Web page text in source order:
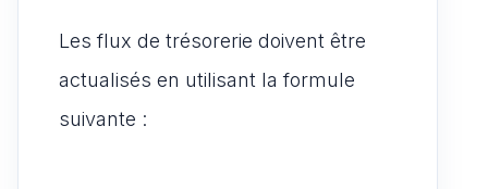
Les flux de trésorerie doivent être
actualisés en utilisant la formule
suivante :